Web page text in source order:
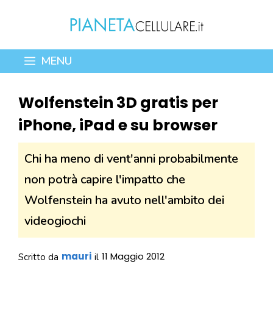
contenuto
MENU
Wolfenstein 3D gratis per
iPhone, iPad e su browser
Chi ha meno di vent'anni probabilmente
non potrà capire l'impatto che
Wolfenstein ha avuto nell'ambito dei
videogiochi
Scritto da mauri il 11 Maggio 2012